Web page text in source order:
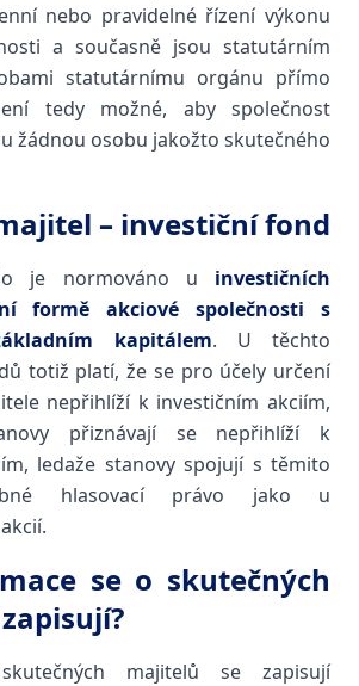
nebo pravidelné řízení výkonu
a současně jsou statutárním
statutárnímu orgánu přímo
tedy možné, aby společnost
žádnou osobu jakožto skutečného
– investiční fond
je normováno u investičních
formě akciové společnosti s
kapitálem. U těchto
totiž platí, že se pro účely určení
nepřihlíží k investičním akciím,
přiznávají se nepřihlíží k
ledaže stanovy spojují s těmito
hlasovací právo jako u
se o skutečných
majitelů se zapisují